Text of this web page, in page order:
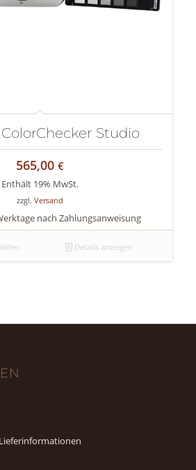
Studio
565,00€
Enthält 19% MwSt.
zzgl.Versand
nach Zahlungsanweisung
Details anzeigen